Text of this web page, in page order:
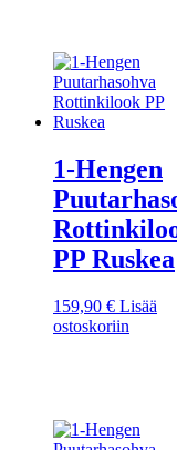
1-Hengen
PP Ruskea
159,90 € Lisää
ostoskoriin